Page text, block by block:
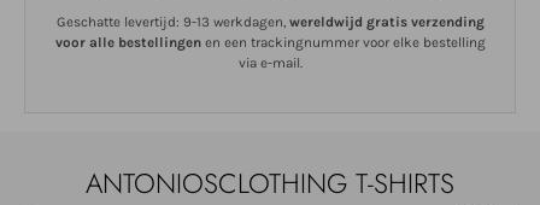
Geschatte levertijd: 9-13 werkdagen, wereldwijd gratis verzending
voor alle bestellingenen een trackingnummer voor elke bestelling
via e-mail.
ANTONIOSCLOTHING T-SHIRTS